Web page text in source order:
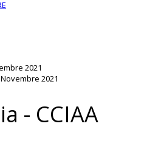
2021
2021
- CCIAA